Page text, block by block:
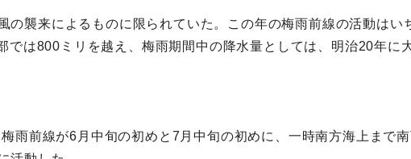
襲来によるものに限られていた。この年の梅雨前線の活動はい
は800ミリを越え、梅雨期間中の降水量としては、明治20年に
雨前線が6月中旬の初めと7月中旬の初めに、一時南方海上まで